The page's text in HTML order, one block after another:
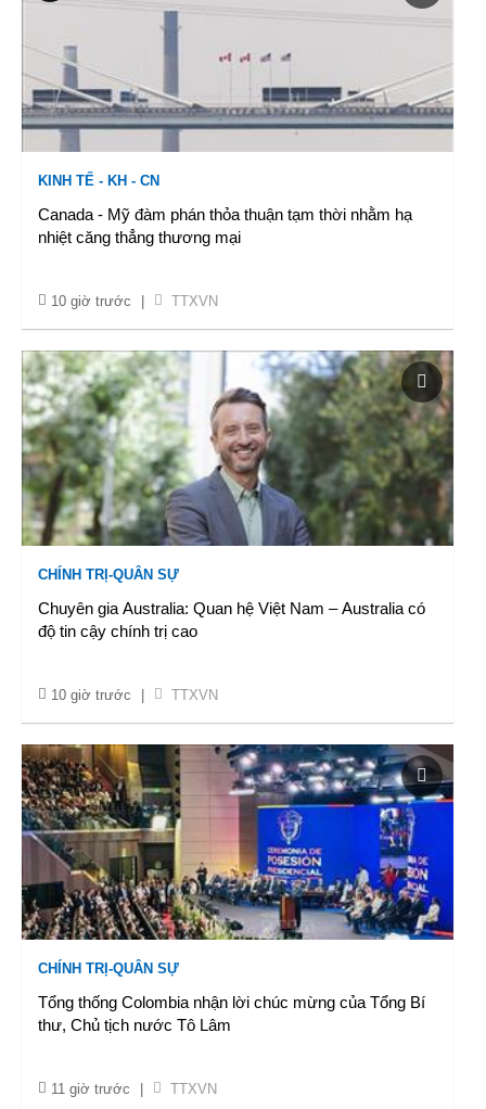
KINH TẾ - KH - CN
Canada - Mỹ đàm phán thỏa thuận tạm thời nhằm hạ
nhiệt căng thẳng thương mại
10 giờ trước TTXVN
CHÍNH TRỊ-QUÂN SỰ
Chuyên gia Australia: Quan hệ Việt Nam – Australia có
độ tin cậy chính trị cao
10 giờ trước TTXVN
CHÍNH TRỊ-QUÂN SỰ
Tổng thống Colombia nhận lời chúc mừng của Tổng Bí
thư, Chủ tịch nước Tô Lâm
11 giờ trước TTXVN